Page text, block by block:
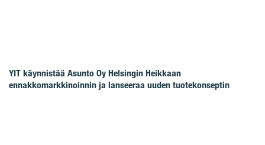
YIT käynnistää Asunto Oy Helsingin Heikkaan
ennakkomarkkinoinnin ja lanseeraa uuden tuotekonseptin